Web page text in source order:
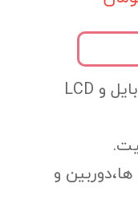
و LCD
دوربین و